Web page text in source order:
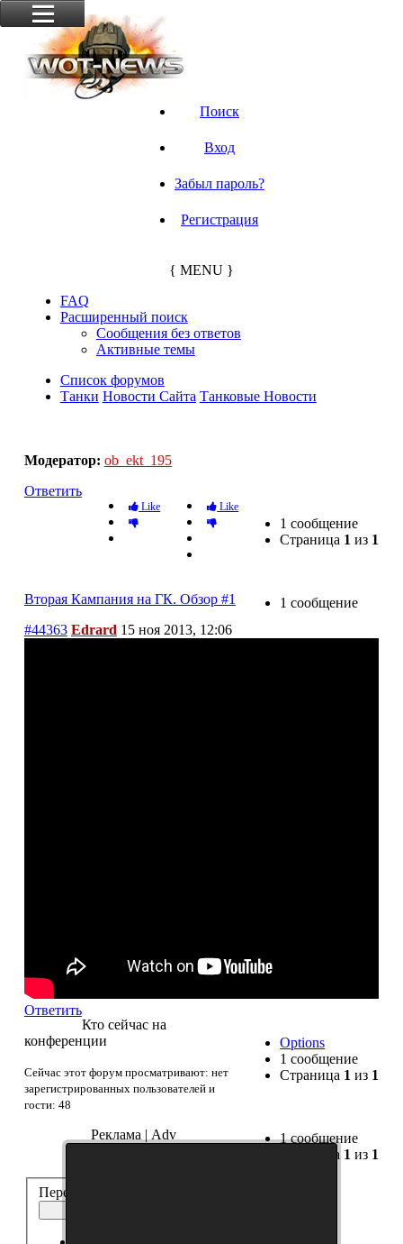
Поиск
Вход
Забыл пароль?
Регистрация
{ MENU }
FAQ
Расширенный поиск
Сообщения без ответов
Активные темы
Список форумов
Танки Новости Сайта Танковые Новости
Модератор: ob_ekt_195
1 сообщение
Страница 1 из 1
1 сообщение
Ответить
Like
Like
Вторая Кампания на ГК. Обзор #1
#44363 Edrard 15 ноя 2013, 12:06
Ответить
Options
1 сообщение
Страница 1 из 1
1 сообщение
Страница 1 из 1
Перейти:
Кто сейчас на
конференции
Сейчас этот форум просматривают: нет
зарегистрированных пользователей и
гости: 48
Реклама | Adv